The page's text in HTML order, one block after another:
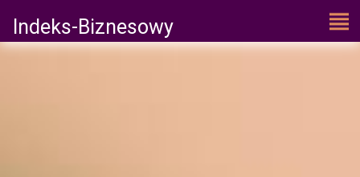
Indeks-Biznesowy